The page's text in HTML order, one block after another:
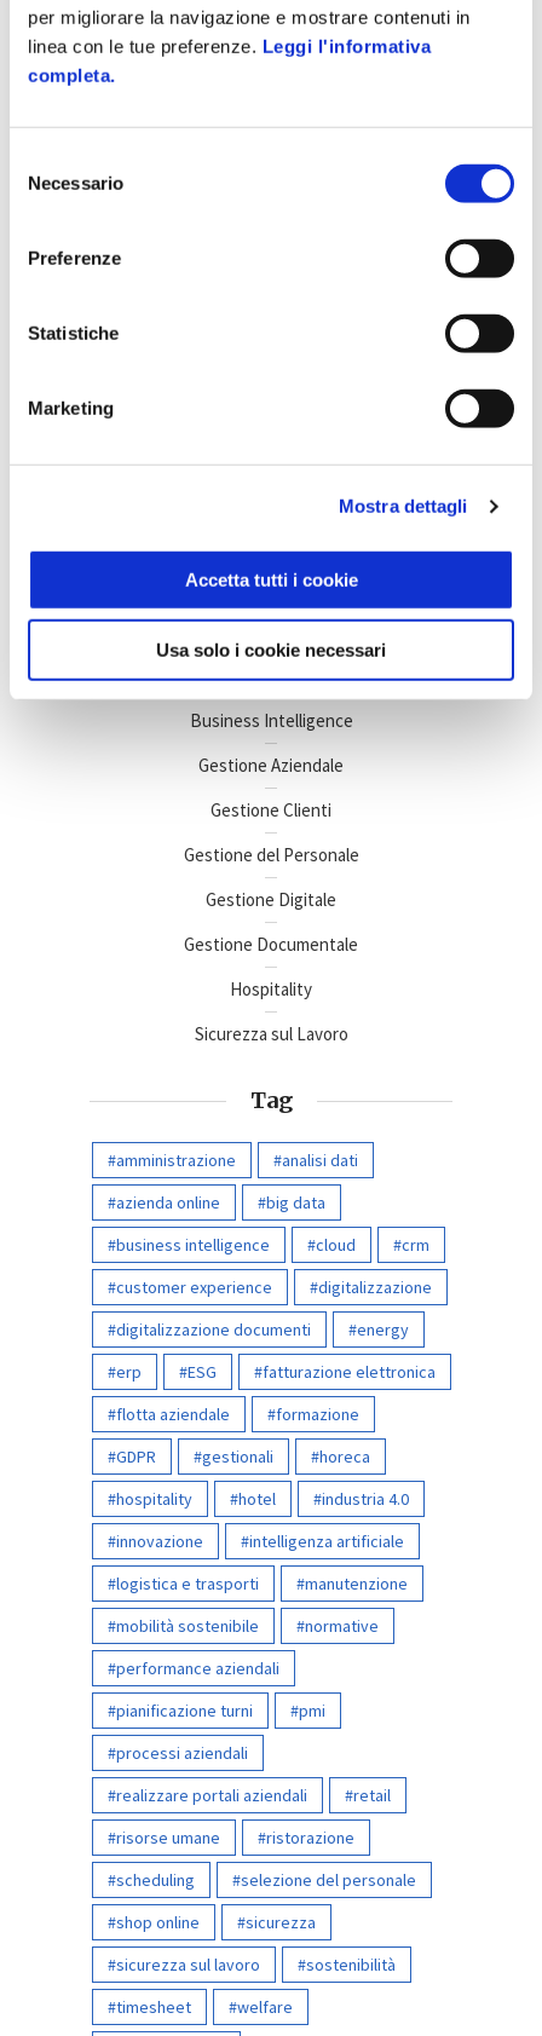
per migliorare la navigazione e mostrare contenuti in
linea con le tue preferenze. Leggi l'informativa
completa.
delNecessario
Preferenze
Statistiche
Marketing
Mostra dettagli
Accetta tutti i cookie
Usa solo i cookie necessari
GESTIONE AZIENDALE
Trend ristorazione 2026:
per chi vuole
rimanere sempre aggiornato sui principali temi in
lavoro.
clienti, personale, documentale e tutto quello
che riguarda l'efficienza aziendale.
Scopri il mondo Zucchetti
Argomenti di interesse
Business Intelligence
Gestione Aziendale
Gestione Clienti
Gestione del Personale
Gestione Digitale
Gestione Documentale
Hospitality
Sicurezza sul Lavoro
Tag
amministrazione
analisi dati
azienda online
big data
business intelligence
cloud
crm
customer experience
digitalizzazione
digitalizzazione documenti
energy
erp
ESG
fatturazione elettronica
flotta aziendale
formazione
GDPR
gestionali
horeca
hospitality
hotel
industria 4.0
innovazione
intelligenza artificiale
logistica e trasporti
manutenzione
mobilità sostenibile
normative
performance aziendali
pianificazione turni
pmi
processi aziendali
realizzare portali aziendali
retail
risorse umane
ristorazione
scheduling
selezione del personale
shop online
sicurezza
sicurezza sul lavoro
sostenibilità
timesheet
welfare